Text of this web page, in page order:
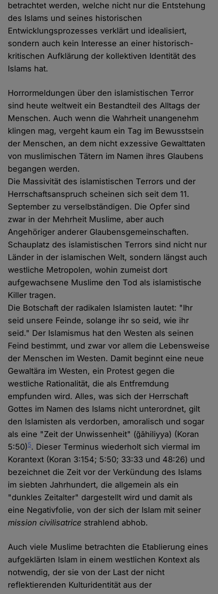
betrachtet werden, welche nicht nur die Entstehung
des Islams und seines historischen
Entwicklungsprozesses verklärt und idealisiert,
sondern auch kein Interesse an einer historisch-
kritischen Aufklärung der kollektiven Identität des
Islams hat.
Horrormeldungen über den islamistischen Terror
sind heute weltweit ein Bestandteil des Alltags der
Menschen. Auch wenn die Wahrheit unangenehm
klingen mag, vergeht kaum ein Tag im Bewusstsein
der Menschen, an dem nicht exzessive Gewalttaten
von muslimischen Tätern im Namen ihres Glaubens
begangen werden.
Die Massivität des islamistischen Terrors und der
Herrschaftsanspruch scheinen sich seit dem 11.
September zu verselbständigen. Die Opfer sind
zwar in der Mehrheit Muslime, aber auch
Angehöriger anderer Glaubensgemeinschaften.
Schauplatz des islamistischen Terrors sind nicht nur
Länder in der islamischen Welt, sondern längst auch
westliche Metropolen, wohin zumeist dort
aufgewachsene Muslime den Tod als islamistische
Killer tragen.
Die Botschaft der radikalen Islamisten lautet: "Ihr
seid unsere Feinde, solange ihr so seid, wie ihr
seid." Der Islamismus hat den Westen als seinen
Feind bestimmt, und zwar vor allem die Lebensweise
der Menschen im Westen. Damit beginnt eine neue
Gewaltära im Westen, ein Protest gegen die
westliche Rationalität, die als Entfremdung
empfunden wird. Alles, was sich der Herrschaft
Gottes im Namen des Islams nicht unterordnet, gilt
den Islamisten als verdorben, amoralisch und sogar
als eine "Zeit der Unwissenheit" (ğāhiliyya) (Koran
5:50)5. Dieser Terminus wiederholt sich viermal im
Korantext (Koran 3:154; 5:50; 33:33 und 48:26) und
bezeichnet die Zeit vor der Verkündung des Islams
im siebten Jahrhundert, die allgemein als ein
"dunkles Zeitalter" dargestellt wird und damit als
eine Negativfolie, von der sich der Islam mit seiner
mission civilisatrice strahlend abhob.
Auch viele Muslime betrachten die Etablierung eines
aufgeklärten Islam in einem westlichen Kontext als
notwendig, der sie von der Last der nicht
reflektierenden Kulturidentität aus der